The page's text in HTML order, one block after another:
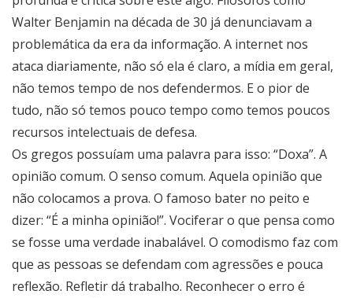
Walter Benjamin na década de 30 já denunciavam a
problemática da era da informação. A internet nos
ataca diariamente, não só ela é claro, a mídia em geral,
não temos tempo de nos defendermos. E o pior de
tudo, não só temos pouco tempo como temos poucos
recursos intelectuais de defesa.
Os gregos possuíam uma palavra para isso: “Doxa”. A
opinião comum. O senso comum. Aquela opinião que
não colocamos a prova. O famoso bater no peito e
dizer: “É a minha opinião!”. Vociferar o que pensa como
se fosse uma verdade inabalável. O comodismo faz com
que as pessoas se defendam com agressões e pouca
reflexão. Refletir dá trabalho. Reconhecer o erro é